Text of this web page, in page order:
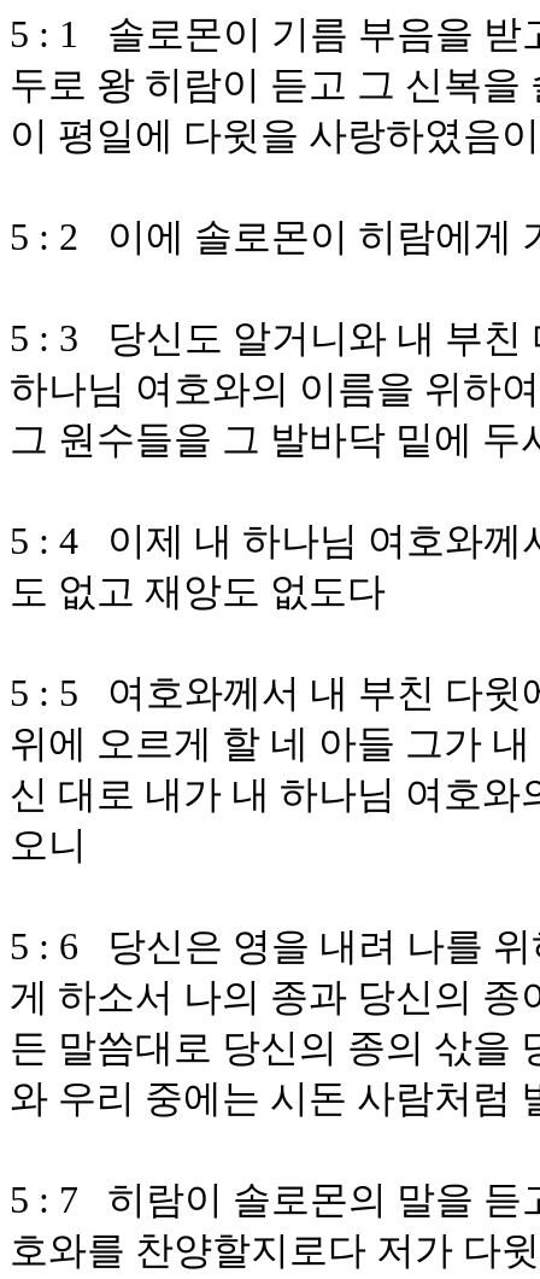
5 : 1 솔로몬이 기름 부음을 받
두로 왕 히람이 듣고 그 신복
이 평일에 다윗을 사랑하였음
5 : 2 이에 솔로몬이 히람에게
5 : 3 당신도 알거니와 내 부친
하나님 여호와의 이름을 위하
그 원수들을 그 발바닥 밑에 두
5 : 4 이제 내 하나님 여호와께
도 없고 재앙도 없도다
5 : 5 여호와께서 내 부친 다윗
위에 오르게 할 네 아들 그가
신 대로 내가 내 하나님 여호
오니
5 : 6 당신은 영을 내려 나를
게 하소서 나의 종과 당신의
든 말씀대로 당신의 종의 삯을
와 우리 중에는 시돈 사람처럼
5 : 7 히람이 솔로몬의 말을 듣
호와를 찬양할지로다 저가 다